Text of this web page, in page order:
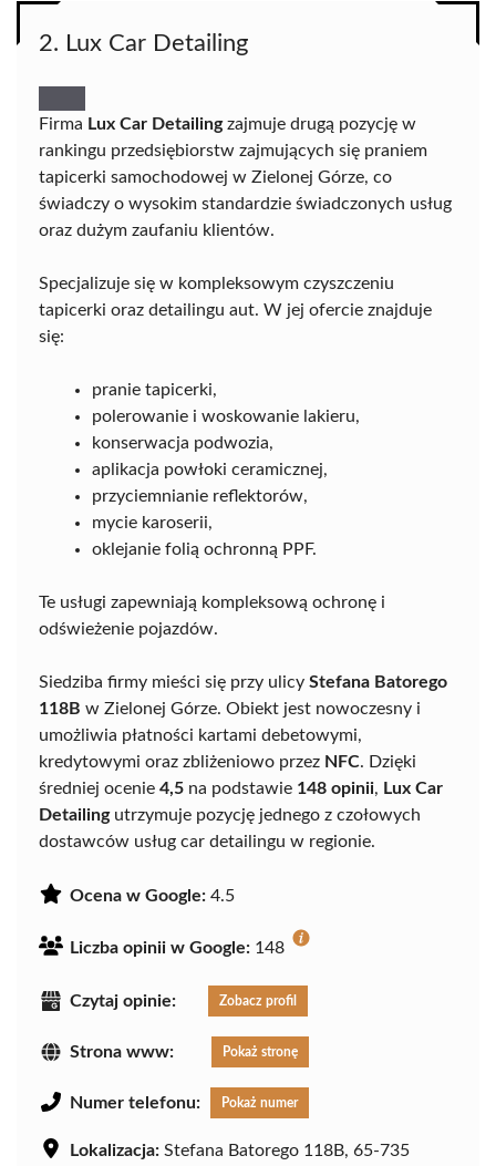
2. Lux Car Detailing
Firma Lux Car Detailingzajmuje drugą pozycję w
rankingu przedsiębiorstw zajmujących się praniem
tapicerki samochodowej w Zielonej Górze, co
świadczy o wysokim standardzie świadczonych usług
oraz dużym zaufaniu klientów.
Specjalizuje się w kompleksowym czyszczeniu
tapicerki oraz detailingu aut. W jej ofercie znajduje
się:
pranie tapicerki,
polerowanie i woskowanie lakieru,
konserwacja podwozia,
aplikacja powłoki ceramicznej,
przyciemnianie reflektorów,
mycie karoserii,
oklejanie folią ochronną PPF.
Te usługi zapewniają kompleksową ochronę i
odświeżenie pojazdów.
Siedziba firmy mieści się przy ulicy Stefana Batorego
118B w Zielonej Górze. Obiekt jest nowoczesny i
umożliwia płatności kartami debetowymi,
kredytowymi oraz zbliżeniowo przez NFC. Dzięki
średniej ocenie 4,5 na podstawie 148 opinii, Lux Car
Detailingutrzymuje pozycję jednego z czołowych
dostawców usług car detailingu w regionie.
Ocena w Google: 4.5
Liczba opinii w Google: 148
Czytaj opinie: Zobacz profil
Strona www: Pokaż stronę
Numer telefonu: Pokaż numer
Lokalizacja: Stefana Batorego 118B, 65-735